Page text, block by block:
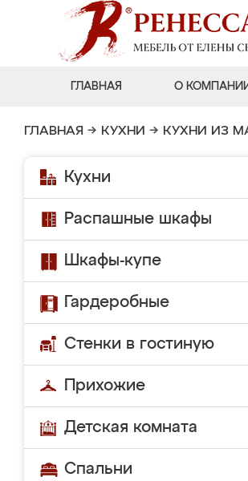
ГЛАВНАЯ О
ГЛАВНАЯ → КУХНИ → КУХНИ ИЗ
Кухни
Распашные шкафы
Шкафы-купе
Гардеробные
Стенки в гостиную
Прихожие
Детская комната
Спальни